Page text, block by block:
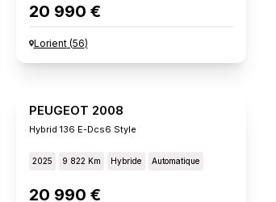
20 990 €
Lorient(56)
PEUGEOT 2008
Hybrid 136 E-Dcs6 Style
2025 9 822 Km Hybride Automatique
20 990 €